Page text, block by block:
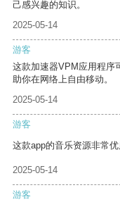
己感兴趣的知识。
2025-05-14
游客
这款加速器VPM应用程序
助你在网络上自由移动。
2025-05-14
游客
这款app的音乐资源非常
2025-05-14
游客